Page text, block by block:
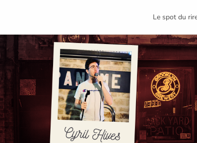
Le spot du